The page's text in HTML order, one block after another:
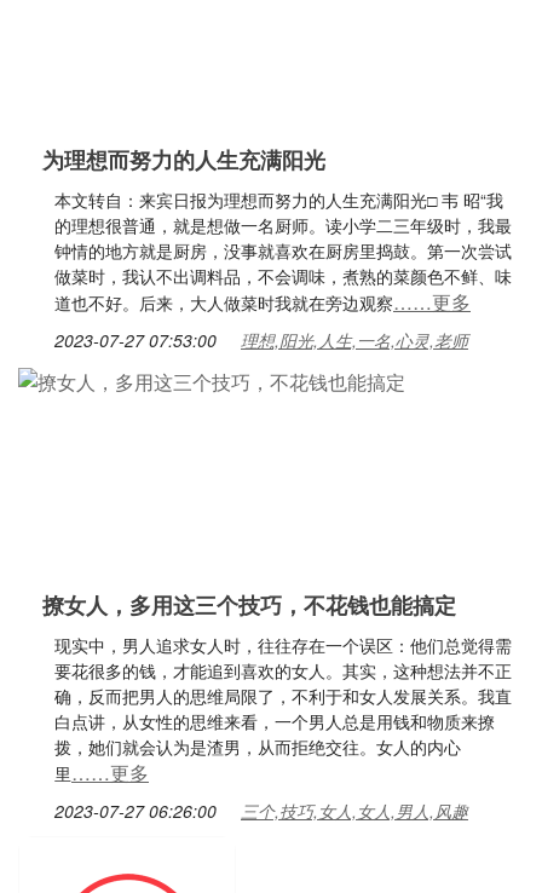
为理想而努力的人生充满阳光
本文转自：来宾日报为理想而努力的人生充满阳光□ 韦 昭“我
的理想很普通，就是想做一名厨师。读小学二三年级时，我最
钟情的地方就是厨房，没事就喜欢在厨房里捣鼓。第一次尝试
做菜时，我认不出调料品，不会调味，煮熟的菜颜色不鲜、味
道也不好。后来，大人做菜时我就在旁边观察……更多
2023-07-27 07:53:00 理想,阳光,人生,一名,心灵,老师
撩女人，多用这三个技巧，不花钱也能搞定
现实中，男人追求女人时，往往存在一个误区：他们总觉得需
要花很多的钱，才能追到喜欢的女人。其实，这种想法并不正
确，反而把男人的思维局限了，不利于和女人发展关系。我直
白点讲，从女性的思维来看，一个男人总是用钱和物质来撩
拨，她们就会认为是渣男，从而拒绝交往。女人的内心
里……更多
2023-07-27 06:26:00 三个,技巧,女人,女人,男人,风趣